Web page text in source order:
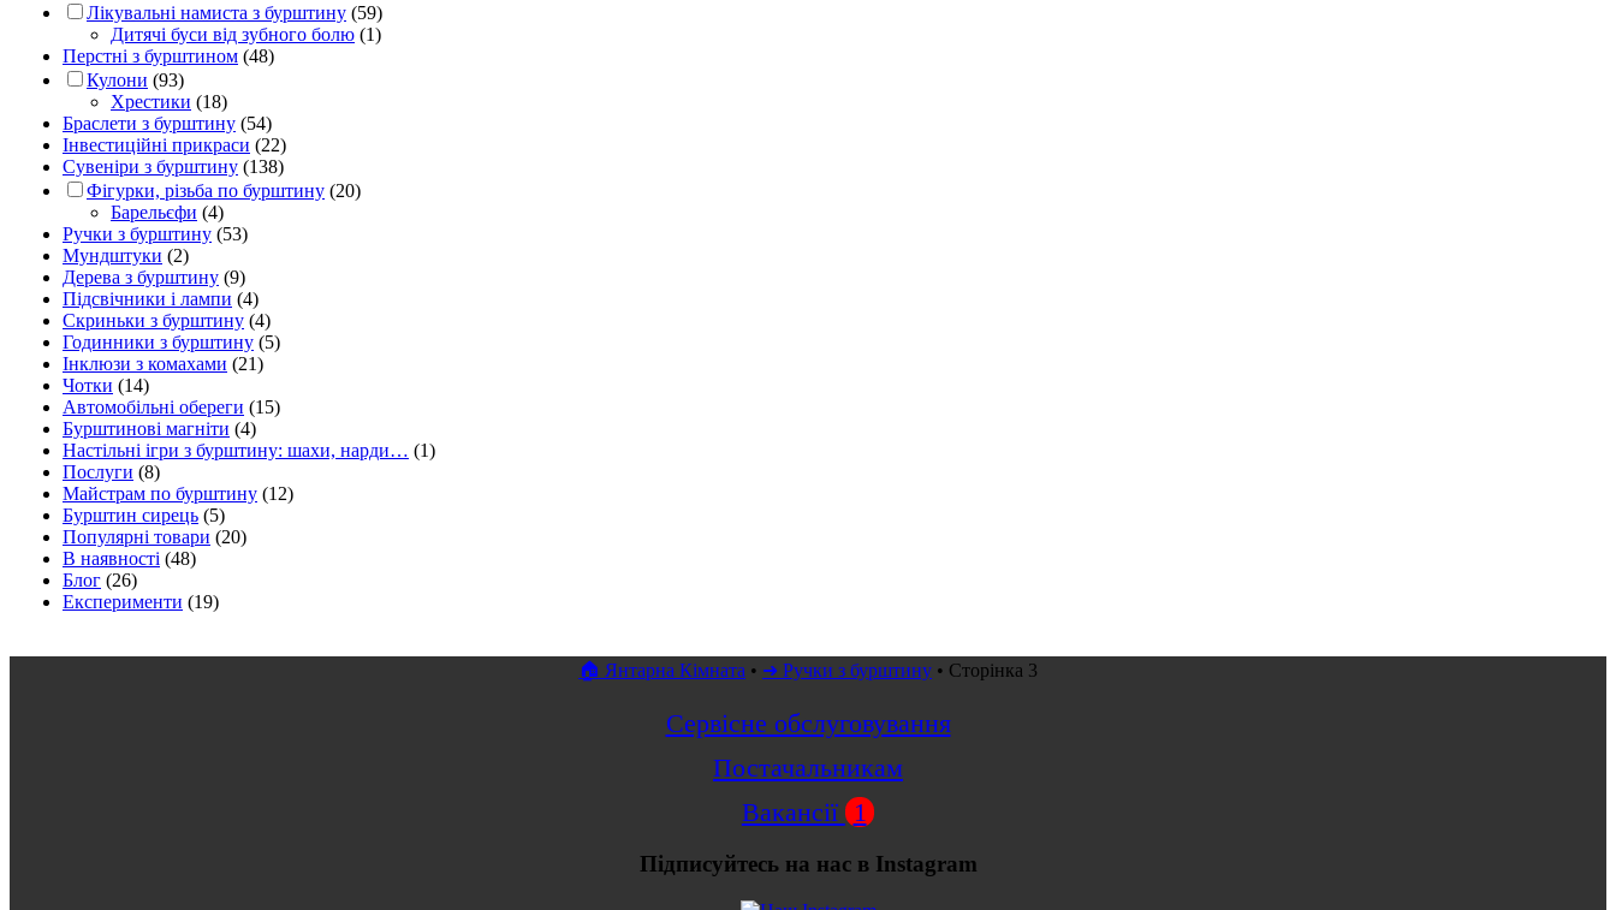
Лікувальні намиста з бурштину (59)
Дитячі буси від зубного болю (1)
Перстні з бурштином (48)
Кулони (93)
Хрестики (18)
Браслети з бурштину (54)
Інвестиційні прикраси (22)
Сувеніри з бурштину (138)
Фігурки, різьба по бурштину (20)
Барельєфи (4)
Ручки з бурштину (53)
Мундштуки (2)
Дерева з бурштину (9)
Підсвічники і лампи (4)
Скриньки з бурштину (4)
Годинники з бурштину (5)
Інклюзи з комахами (21)
Чотки (14)
Автомобільні обереги (15)
Бурштинові магніти (4)
Настільні ігри з бурштину: шахи, нарди… (1)
Послуги (8)
Майстрам по бурштину (12)
Бурштин сирець (5)
Популярні товари (20)
В наявності (48)
Блог (26)
Експерименти (19)
🏠 Янтарна Кімната • ➜ Ручки з бурштину • Сторінка 3
Сервісне обслуговування
Постачальникам
Вакансії 1
Підписуйтесь на нас в Instagram